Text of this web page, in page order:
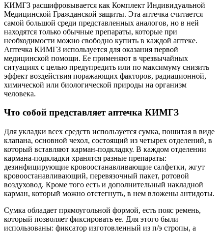
КИМГЗ расшифровывается как Комплект Индивидуальной
Медицинской Гражданской защиты. Эта аптечка считается
самой большой среди представленных аналогов, но в ней
находятся только обычные препараты, которые при
необходимости можно свободно купить в каждой аптеке.
Аптечка КИМГЗ используется для оказания первой
медицинской помощи. Ее применяют в чрезвычайных
ситуациях с целью предупредить или по максимуму снизить
эффект воздействия поражающих факторов, радиационной,
химической или биологической природы на организм
человека.
Что собой представляет аптечка КИМГЗ
Для укладки всех средств используется сумка, пошитая в виде
клапана, основной чехол, состоящий из четырех отделений, в
который вставляют карман-подкладку. В каждом отделении
кармана-подкладки хранятся разные препараты:
дезинфицирующие кровоостанавливающие салфетки, жгут
кровоостанавливающий, перевязочный пакет, ротовой
воздуховод. Кроме того есть и дополнительный накладной
карман, который можно отстегнуть, в нем вложены антидоты.
Сумка обладает прямоугольной формой, есть пояс ремень,
который позволяет фиксировать ее. Для этого были
использованы: фиксатор изготовленный из п/э стропы, а